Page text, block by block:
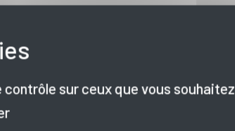
sur ceux que vous souhaitez